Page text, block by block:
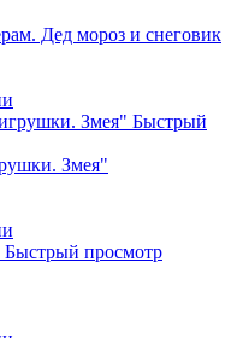
Дед мороз и снеговик
Быстрый
Змея"
Быстрый просмотр